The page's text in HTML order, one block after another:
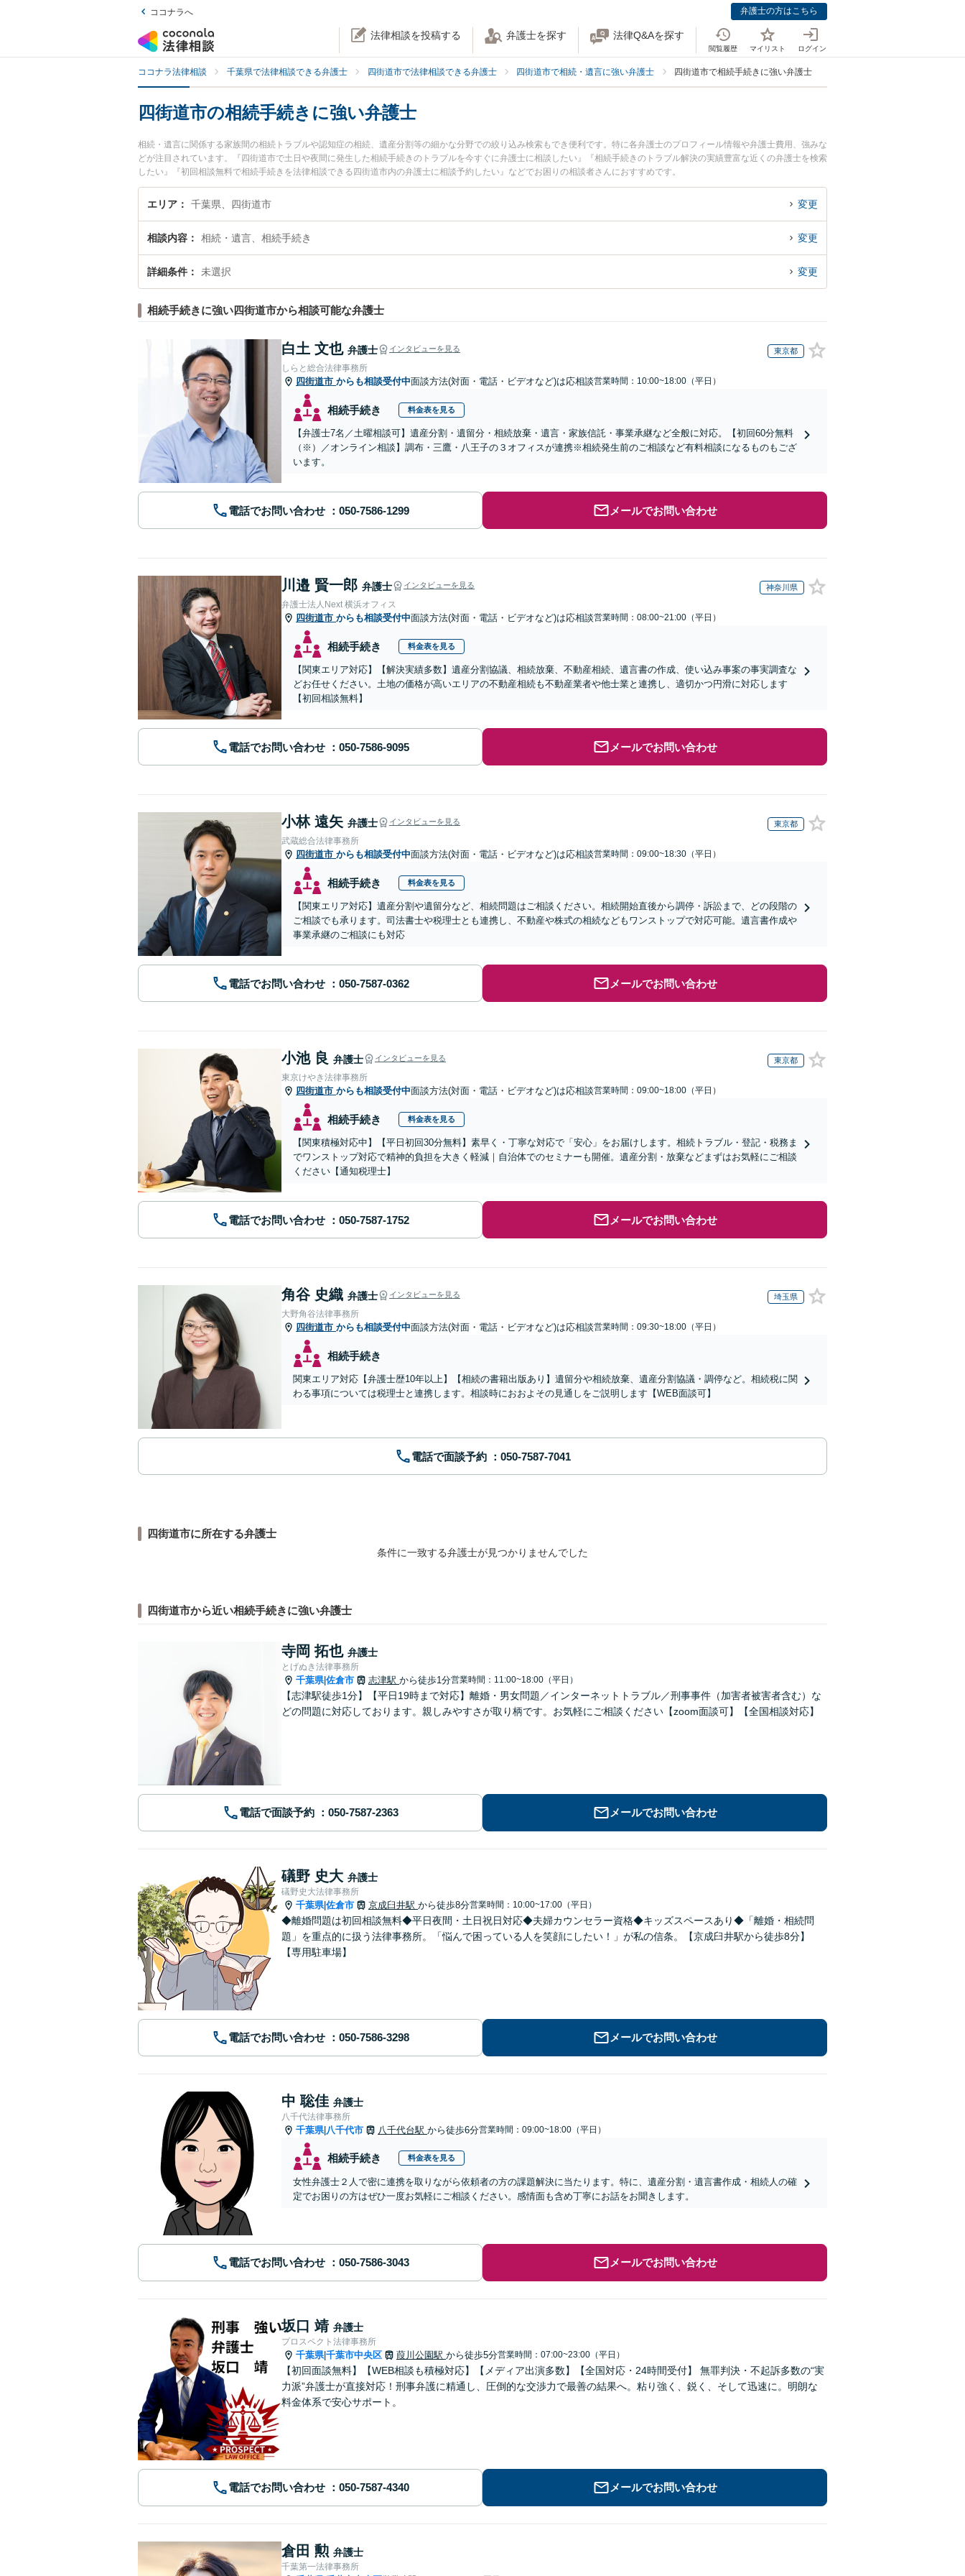
ココナラへ 弁護士の方はこちら
法律相談を投稿する 弁護士を探す 法律Q&Aを探す
閲覧履歴 マイリスト ログイン
ココナラ法律相談 千葉県で法律相談できる弁護士 四街道市で法律相談できる弁護士 四街道市で相続・遺言に強い弁護士 四街道市で相続手続きに強い弁護士
四街道市の相続手続きに強い弁護士
相続・遺言に関係する家族間の相続トラブルや認知症の相続、遺産分割等の細かな分野での絞り込み検索もでき便利です。特に各弁護士のプロフィール情報や弁護士費用、強みな
どが注目されています。『四街道市で土日や夜間に発生した相続手続きのトラブルを今すぐに弁護士に相談したい』『相続手続きのトラブル解決の実績豊富な近くの弁護士を検索
したい』『初回相談無料で相続手続きを法律相談できる四街道市内の弁護士に相談予約したい』などでお困りの相談者さんにおすすめです。
エリア 千葉県、四街道市 変更
相談内容 相続・遺言、相続手続き 変更
詳細条件 未選択 変更
相続手続きに強い四街道市から相談可能な弁護士
白土 文也 弁護士 インタビューを見る 東京都
しらと総合法律事務所
四街道市 からも相談受付中面談方法(対面・電話・ビデオなど)は応相談営業時間：10:00~18:00（平日）
相続手続き 料金表を見る
【弁護士7名／土曜相談可】遺産分割・遺留分・相続放棄・遺言・家族信託・事業承継など全般に対応。【初回60分無料
（※）／オンライン相談】調布・三鷹・八王子の３オフィスが連携※相続発生前のご相談など有料相談になるものもござ
います。
電話でお問い合わせ メールでお問い合わせ
川邉 賢一郎 弁護士 インタビューを見る 神奈川県
弁護士法人Next 横浜オフィス
四街道市 からも相談受付中面談方法(対面・電話・ビデオなど)は応相談営業時間：08:00~21:00（平日）
相続手続き 料金表を見る
【関東エリア対応】【解決実績多数】遺産分割協議、相続放棄、不動産相続、遺言書の作成、使い込み事案の事実調査な
どお任せください。土地の価格が高いエリアの不動産相続も不動産業者や他士業と連携し、適切かつ円滑に対応します
【初回相談無料】
電話でお問い合わせ メールでお問い合わせ
小林 遠矢 弁護士 インタビューを見る 東京都
武蔵総合法律事務所
四街道市 からも相談受付中面談方法(対面・電話・ビデオなど)は応相談営業時間：09:00~18:30（平日）
相続手続き 料金表を見る
【関東エリア対応】遺産分割や遺留分など、相続問題はご相談ください。相続開始直後から調停・訴訟まで、どの段階の
ご相談でも承ります。司法書士や税理士とも連携し、不動産や株式の相続などもワンストップで対応可能。遺言書作成や
事業承継のご相談にも対応
電話でお問い合わせ メールでお問い合わせ
小池 良 弁護士 インタビューを見る 東京都
東京けやき法律事務所
四街道市 からも相談受付中面談方法(対面・電話・ビデオなど)は応相談営業時間：09:00~18:00（平日）
相続手続き 料金表を見る
【関東積極対応中】【平日初回30分無料】素早く・丁寧な対応で「安心」をお届けします。相続トラブル・登記・税務ま
でワンストップ対応で精神的負担を大きく軽減｜自治体でのセミナーも開催。遺産分割・放棄などまずはお気軽にご相談
ください【通知税理士】
電話でお問い合わせ メールでお問い合わせ
角谷 史織 弁護士 インタビューを見る 埼玉県
大野角谷法律事務所
四街道市 からも相談受付中面談方法(対面・電話・ビデオなど)は応相談営業時間：09:30~18:00（平日）
相続手続き
関東エリア対応【弁護士歴10年以上】【相続の書籍出版あり】遺留分や相続放棄、遺産分割協議・調停など。相続税に関
わる事項については税理士と連携します。相談時におおよその見通しをご説明します【WEB面談可】
電話で面談予約
四街道市に所在する弁護士
条件に一致する弁護士が見つかりませんでした
四街道市から近い相続手続きに強い弁護士
寺岡 拓也 弁護士
とげぬき法律事務所
千葉県|佐倉市 志津駅 から徒歩1分営業時間：11:00~18:00（平日）
【志津駅徒歩1分】【平日19時まで対応】離婚・男女問題／インターネットトラブル／刑事事件（加害者被害者含む）な
どの問題に対応しております。親しみやすさが取り柄です。お気軽にご相談ください【zoom面談可】【全国相談対応】
電話で面談予約 メールでお問い合わせ
礒野 史大 弁護士
礒野史大法律事務所
千葉県|佐倉市 京成臼井駅 から徒歩8分営業時間：10:00~17:00（平日）
◆離婚問題は初回相談無料◆平日夜間・土日祝日対応◆夫婦カウンセラー資格◆キッズスペースあり◆「離婚・相続問
題」を重点的に扱う法律事務所。「悩んで困っている人を笑顔にしたい！」が私の信条。【京成臼井駅から徒歩8分】
【専用駐車場】
電話でお問い合わせ メールでお問い合わせ
中 聡佳 弁護士
八千代法律事務所
千葉県| 八千代市 八千代台駅 から徒歩6分営業時間：09:00~18:00（平日）
相続手続き 料金表を見る
女性弁護士２人で密に連携を取りながら依頼者の方の課題解決に当たります。特に、遺産分割・遺言書作成・相続人の確
定でお困りの方はぜひ一度お気軽にご相談ください。感情面も含め丁寧にお話をお聞きします。
電話でお問い合わせ メールでお問い合わせ
坂口 靖 弁護士
プロスペクト法律事務所
千葉県|千葉市中央区 葭川公園駅 から徒歩5分営業時間：07:00~23:00（平日）
【初回面談無料】【WEB相談も積極対応】【メディア出演多数】【全国対応・24時間受付】 無罪判決・不起訴多数の“実
力派”弁護士が直接対応！刑事弁護に精通し、圧倒的な交渉力で最善の結果へ。粘り強く、鋭く、そして迅速に。明朗な
料金体系で安心サポート。
電話でお問い合わせ メールでお問い合わせ
倉田 勲 弁護士
千葉第一法律事務所